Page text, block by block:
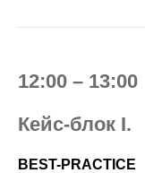
12:00 – 13:00
Кейс-блок I.
BEST-PRACTICE